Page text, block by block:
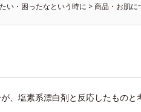
い・困ったなという時に >商品・お肌に
、塩素系漂白剤と反応したものと